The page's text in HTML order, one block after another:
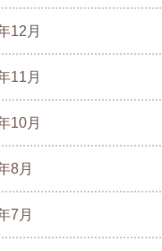
12月
11月
10月
8月
7月